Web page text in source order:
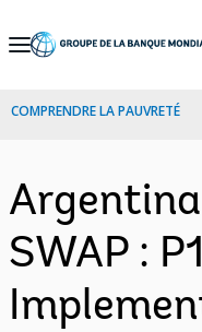
Skip
Navigation
COMPRENDRE LA PAUVRETÉ
SWAP :